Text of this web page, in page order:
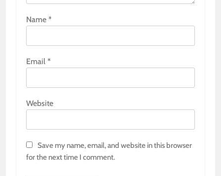
Name *
Email *
Website
Save my name, email, and website in this browser
for the next time I comment.